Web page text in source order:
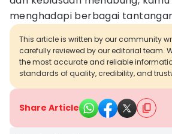
menghadapi berbagai
This article is written by our community
carefully reviewed by our editorial team.
the most accurate and reliable
standards of quality, credibility, and
Share Article